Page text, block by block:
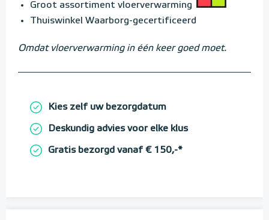
Groot assortiment vloerverwarming
Thuiswinkel Waarborg-gecertificeerd
Omdat vloerverwarming in één keer goed moet.
Kies zelf uw bezorgdatum
Deskundig advies voor elke klus
Gratis bezorgd vanaf € 150,-*